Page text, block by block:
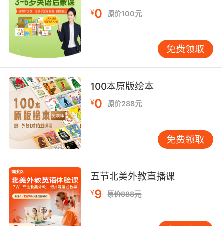
能忽视的，那就是科学知识的普及。
让每一个孩子阅读好的科普读物是德国社会的共
识。德国的科普图书种类繁多、学科齐全、知识
严谨、印制精良。
在德国科普图书中，权威、销量特别好的是
泰斯洛芙（Tessloff）出版社的一套少年儿童百
科知识全书《什么是什么》（WAS IST WAS）。
在每一个书店里，这套百科全书都摆在非常显眼
的位置。从出版社提供的销售数字来看，该套百
科全书出版60年以来长盛不衰，在德国本土的销
量累计超过6000万册。在世界范围类，该套百科
区，销量超过8000万册，是受世界各地青少年欢
迎的科普图书之一。
2016年，海豚传媒震撼推出《什么是什么·珍藏
¥0 原价100元
免费领取
100本原版绘本
¥0 原价288元
免费领取
五节北美外教直播课
¥9 原价888元